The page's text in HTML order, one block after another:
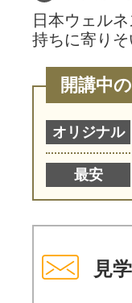
日本ウェル
持ちに寄り
開講中
オリジナル
最安
見